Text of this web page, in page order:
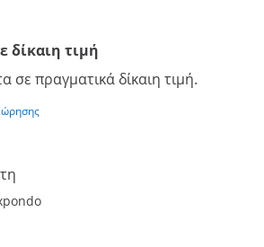
δίκαιη τιμή
σε πραγματικά δίκαιη τιμή.